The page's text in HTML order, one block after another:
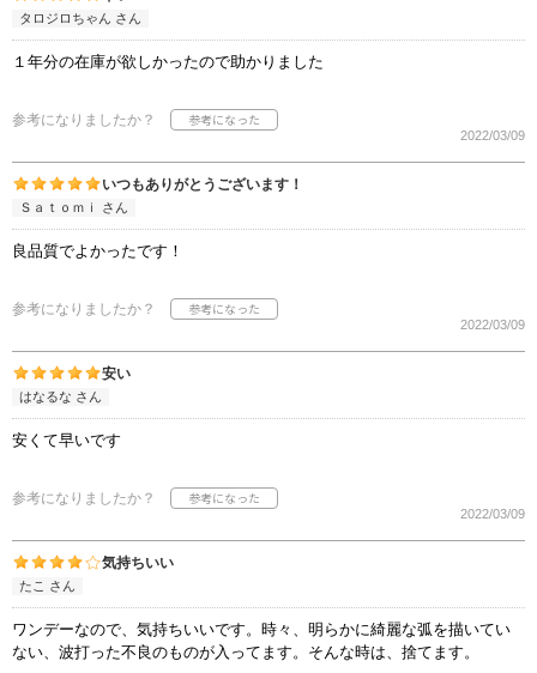
タロジロちゃん さん
１年分の在庫が欲しかったので助かりました
参考になりましたか？
2022/03/09
いつもありがとうございます！
Ｓａｔｏｍｉ さん
良品質でよかったです！
参考になりましたか？
2022/03/09
安い
はなるな さん
安くて早いです
参考になりましたか？
2022/03/09
気持ちいい
たこ さん
ワンデーなので、気持ちいいです。時々、明らかに綺麗な弧を描いてい
ない、波打った不良のものが入ってます。そんな時は、捨てます。